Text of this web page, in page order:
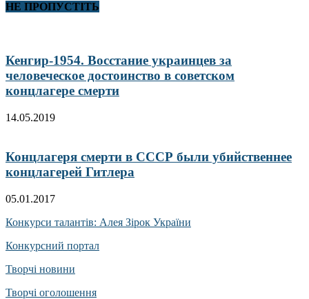
НЕ ПРОПУСТІТЬ
Кенгир-1954. Восстание украинцев за
человеческое достоинство в советском
концлагере смерти
14.05.2019
Концлагеря смерти в СССР были убийственнее
концлагерей Гитлера
05.01.2017
Конкурси талантів: Алея Зірок України
Конкурсний портал
Творчі новини
Творчі оголошення